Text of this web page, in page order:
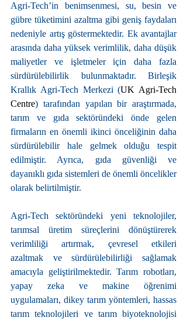
Agri-Tech’in benimsenmesi, su, besin ve
gübre tüketimini azaltma gibi geniş faydaları
nedeniyle artış göstermektedir. Ek avantajlar
arasında daha yüksek verimlilik, daha düşük
maliyetler ve işletmeler için daha fazla
sürdürülebilirlik bulunmaktadır. Birleşik
Krallık Agri-Tech Merkezi (UK Agri-Tech
Centre) tarafından yapılan bir araştırmada,
tarım ve gıda sektöründeki önde gelen
firmaların en önemli ikinci önceliğinin daha
sürdürülebilir hale gelmek olduğu tespit
edilmiştir. Ayrıca, gıda güvenliği ve
dayanıklı gıda sistemleri de önemli öncelikler
olarak belirtilmiştir.
Agri-Tech sektöründeki yeni teknolojiler,
tarımsal üretim süreçlerini dönüştürerek
verimliliği artırmak, çevresel etkileri
azaltmak ve sürdürülebilirliği sağlamak
amacıyla geliştirilmektedir. Tarım robotları,
yapay zeka ve makine öğrenimi
uygulamaları, dikey tarım yöntemleri, hassas
tarım teknolojileri ve tarım biyoteknolojisi